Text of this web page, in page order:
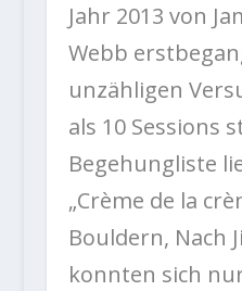
Jahr 2013 von
Webb
unzähligen
als 10 Sessions
Begehungliste
„Crème de la
Bouldern, Nach
konnten sich